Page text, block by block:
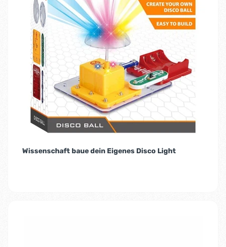
Wissenschaft baue dein Eigenes Disco Light